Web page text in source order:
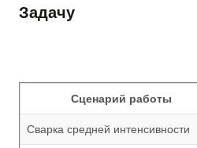
Задачу
Сценарий работы
Сварка средней интенсивности